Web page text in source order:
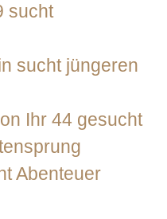
sucht
sucht jüngeren
Ihr 44 gesucht
Abenteuer